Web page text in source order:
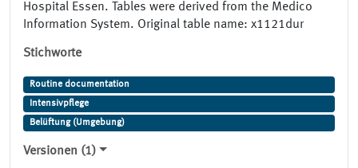
Hospital Essen. Tables were derived from the Medico
Information System. Original table name: x1121dur
Stichworte
Routine documentation
Intensivpflege
Belüftung (Umgebung)
Versionen (1)